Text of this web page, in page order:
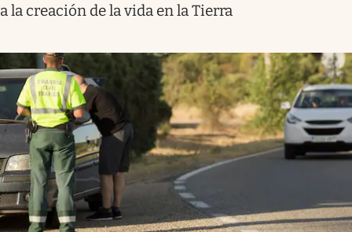
a la creación de la vida en la Tierra